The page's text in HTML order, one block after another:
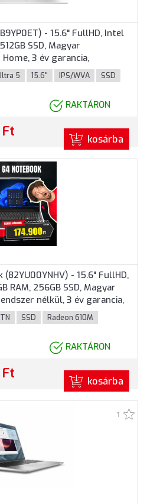
- 15.6" FullHD, Intel
SSD, Magyar
3 év garancia,
5 15.6" IPS/WVA
SSD
RAKTÁRON
kosárba
- 15.6" FullHD,
RAM, 256GB SSD, Magyar
nélkül, 3 év garancia,
TN SSD Radeon 610M
RAKTÁRON
kosárba
1